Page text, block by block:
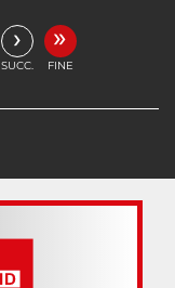
›
SUCC.
»
FINE